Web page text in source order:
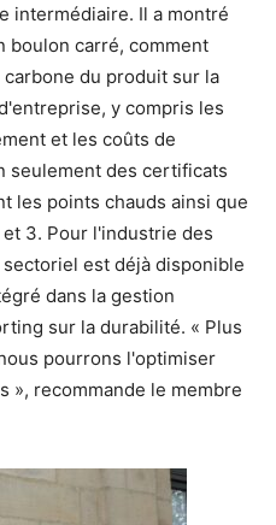
intermédiaire. Il a montré
boulon carré, comment
du produit sur la
y compris les
et les coûts de
seulement des certificats
les points chauds ainsi que
3. Pour l'industrie des
est déjà disponible
dans la gestion
sur la durabilité. « Plus
pourrons l'optimiser
», recommande le membre